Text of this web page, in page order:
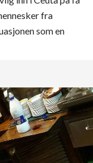
fra
som en